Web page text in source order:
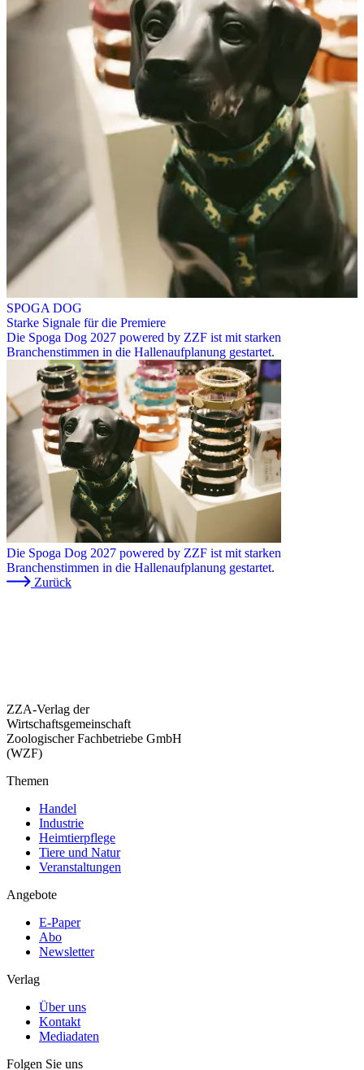
SPOGA DOG
Starke Signale für die Premiere
Die Spoga Dog 2027 powered by ZZF ist mit starken
Branchenstimmen in die Hallenaufplanung gestartet.
Die Spoga Dog 2027 powered by ZZF ist mit starken
Branchenstimmen in die Hallenaufplanung gestartet.
Zurück
ZZA-Verlag der
Wirtschaftsgemeinschaft
Zoologischer Fachbetriebe GmbH
(WZF)
Themen
Handel
Industrie
Heimtierpflege
Tiere und Natur
Veranstaltungen
Angebote
E-Paper
Abo
Newsletter
Verlag
Über uns
Kontakt
Mediadaten
Folgen Sie uns